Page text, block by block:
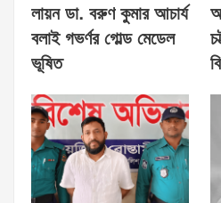
লায়ন ডা. বরুণ কুমার আচার্য
বলাই গভর্ণর গোল্ড মেডেল
ভূষিত